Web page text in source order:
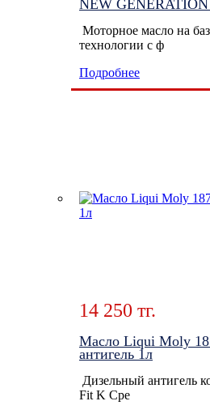
NEW
Моторное масло на
технологии с ф
Подробнее
14 250 тг.
Масло Liqui Moly
антигель 1л
Дизельный антигель
Fit K Сре